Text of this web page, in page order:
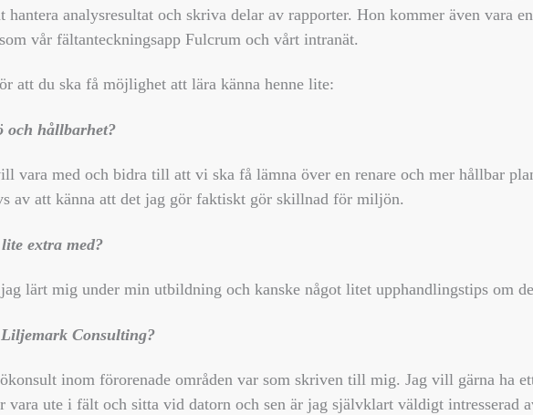
hantera analysresultat och skriva delar av rapporter. Hon kommer även vara
vår fältanteckningsapp Fulcrum och vårt intranät.
att du ska få möjlighet att lära känna henne lite:
och hållbarhet?
vara med och bidra till att vi ska få lämna över en renare och mer hållbar
av att känna att det jag gör faktiskt gör skillnad för miljön.
extra med?
lärt mig under min utbildning och kanske något litet upphandlingstips om
Consulting?
inom förorenade områden var som skriven till mig. Jag vill gärna ha
vara ute i fält och sitta vid datorn och sen är jag självklart väldigt intresserad